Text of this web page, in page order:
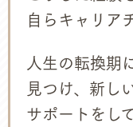
自らキャリア
人生の転換期
見つけ、新し
サポートをし